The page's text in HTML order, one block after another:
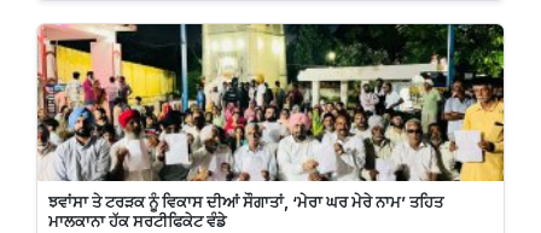
ਝਵਾਂਸਾ ਤੇ ਟਰੜਕ ਨੂੰ ਵਿਕਾਸ ਦੀਆਂ ਸੌਗਾਤਾਂ, ‘ਮੇਰਾ ਘਰ ਮੇਰੇ ਨਾਮ’ ਤਹਿਤ
ਮਾਲਕਾਨਾ ਹੱਕ ਸਰਟੀਫਿਕੇਟ ਵੰਡੇ